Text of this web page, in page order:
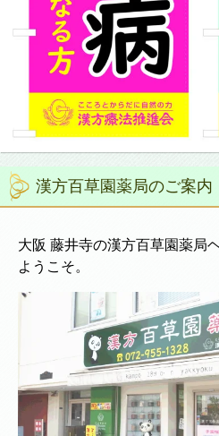
漢方百草園薬局のご案内
大阪 藤井寺の漢方百草園薬局
ようこそ。